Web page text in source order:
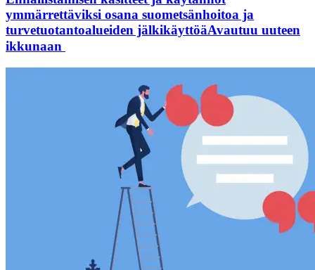
ymmärrettäviksi osana suometsänhoitoa ja
turvetuotantoalueiden jälkikäyttöäAvautuu uuteen
ikkunaan